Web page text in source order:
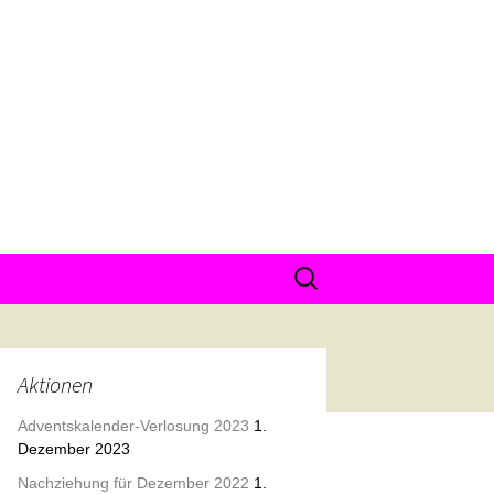
Suche
nach:
Aktionen
Adventskalender-Verlosung 2023 1.
Dezember 2023
Nachziehung für Dezember 2022 1.